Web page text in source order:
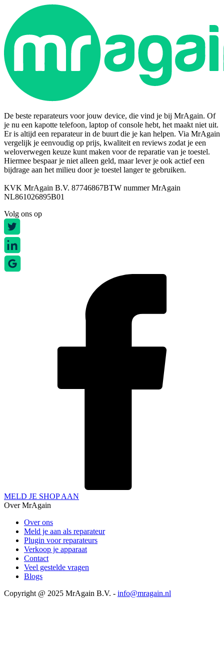
De beste reparateurs voor jouw device, die vind je bij MrAgain. Of
je nu een kapotte telefoon, laptop of console hebt, het maakt niet uit.
Er is altijd een reparateur in de buurt die je kan helpen. Via MrAgain
vergelijk je eenvoudig op prijs, kwaliteit en reviews zodat je een
weloverwegen keuze kunt maken voor de reparatie van je toestel.
Hiermee bespaar je niet alleen geld, maar lever je ook actief een
bijdrage aan het milieu door je toestel langer te gebruiken.
KVK MrAgain B.V. 87746867BTW nummer MrAgain
NL861026895B01
Volg ons op
MELD JE SHOP AAN
Over MrAgain
Over ons
Meld je aan als reparateur
Plugin voor reparateurs
Verkoop je apparaat
Contact
Veel gestelde vragen
Blogs
Copyright @ 2025 MrAgain B.V. - info@mragain.nl